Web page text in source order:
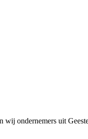
ondernemers uit